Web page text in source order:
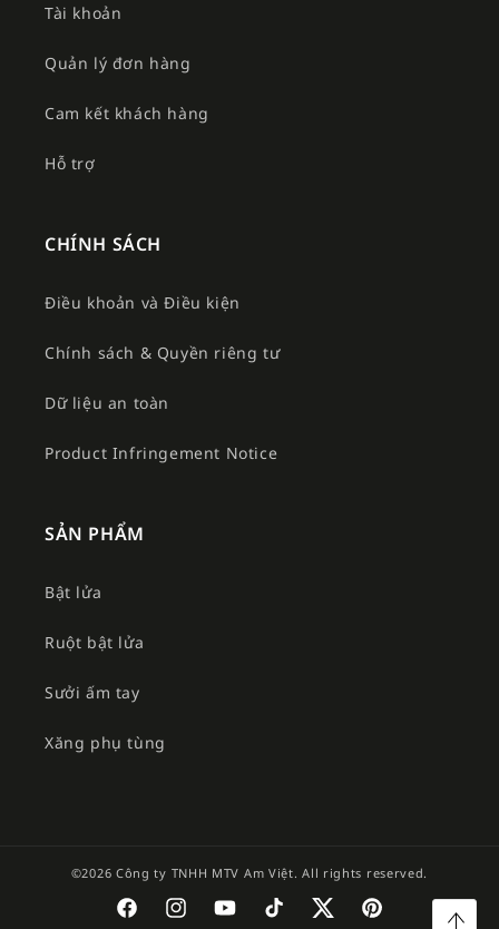
Tài khoản
Quản lý đơn hàng
Cam kết khách hàng
Hỗ trợ
CHÍNH SÁCH
Điều khoản và Điều kiện
Chính sách & Quyền riêng tư
Dữ liệu an toàn
Product Infringement Notice
SẢN PHẨM
Bật lửa
Ruột bật lửa
Sưởi ấm tay
Xăng phụ tùng
©2026 Công ty TNHH MTV Am Việt. All rights reserved.
FacebookInstagramYouTubeTikTok TwitterPinterest